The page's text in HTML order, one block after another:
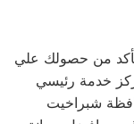
من حصولك علي
خدمة رئيسي
شبراخيت